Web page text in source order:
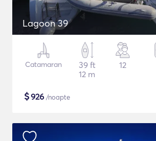
Lagoon 39
Catamaran
39 ft
12 m
12
$926 /noapte